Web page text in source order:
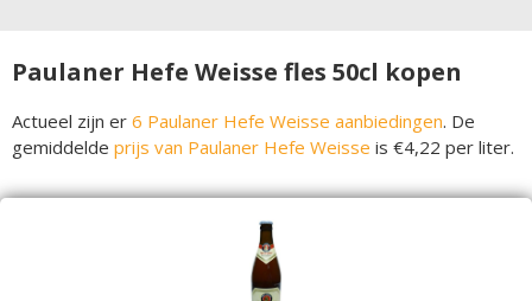
Paulaner Hefe Weisse fles 50cl kopen
Actueel zijn er 6 Paulaner Hefe Weisse aanbiedingen. De
gemiddelde prijs van Paulaner Hefe Weisse is €4,22 per liter.